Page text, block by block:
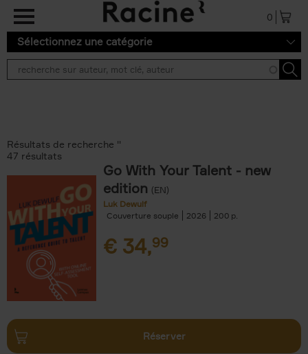
Aller au contenu principal
0
Sélectionnez une catégorie
Résultats de recherche ''
47 résultats
Go With Your Talent - new
edition (EN)
Luk Dewulf
Couverture souple
2026 200
€ 34,99
Réserver